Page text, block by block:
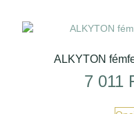
ALKYTON
7 011